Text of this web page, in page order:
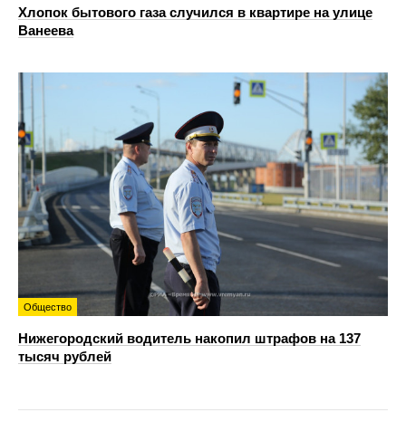
Хлопок бытового газа случился в квартире на улице
Ванеева
Общество
Нижегородский водитель накопил штрафов на 137
тысяч рублей